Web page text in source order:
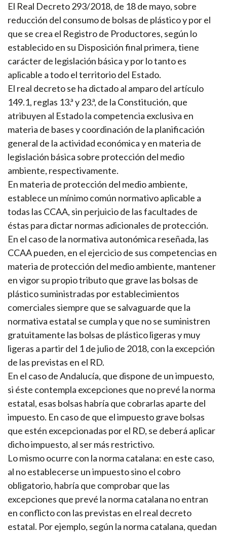
El Real Decreto 293/2018, de 18 de mayo, sobre
reducción del consumo de bolsas de plástico y por el
que se crea el Registro de Productores, según lo
establecido en su Disposición final primera, tiene
carácter de legislación básica y por lo tanto es
aplicable a todo el territorio del Estado.
El real decreto se ha dictado al amparo del artículo
149.1, reglas 13.ª y 23.ª, de la Constitución, que
atribuyen al Estado la competencia exclusiva en
materia de bases y coordinación de la planificación
general de la actividad económica y en materia de
legislación básica sobre protección del medio
ambiente, respectivamente.
En materia de protección del medio ambiente,
establece un mínimo común normativo aplicable a
todas las CCAA, sin perjuicio de las facultades de
éstas para dictar normas adicionales de protección.
En el caso de la normativa autonómica reseñada, las
CCAA pueden, en el ejercicio de sus competencias en
materia de protección del medio ambiente, mantener
en vigor su propio tributo que grave las bolsas de
plástico suministradas por establecimientos
comerciales siempre que se salvaguarde que la
normativa estatal se cumpla y que no se suministren
gratuitamente las bolsas de plástico ligeras y muy
ligeras a partir del 1 de julio de 2018, con la excepción
de las previstas en el RD.
En el caso de Andalucía, que dispone de un impuesto,
si éste contempla excepciones que no prevé la norma
estatal, esas bolsas habría que cobrarlas aparte del
impuesto. En caso de que el impuesto grave bolsas
que estén excepcionadas por el RD, se deberá aplicar
dicho impuesto, al ser más restrictivo.
Lo mismo ocurre con la norma catalana: en este caso,
al no establecerse un impuesto sino el cobro
obligatorio, habría que comprobar que las
excepciones que prevé la norma catalana no entran
en conflicto con las previstas en el real decreto
estatal. Por ejemplo, según la norma catalana, quedan